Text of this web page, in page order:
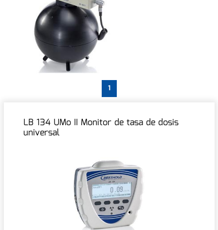
1
LB 134 UMo II Monitor de tasa de dosis
universal